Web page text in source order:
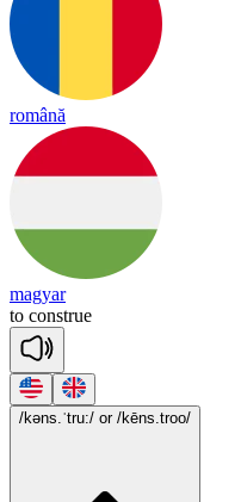
română
magyar
to construe
/kəns.ˈtru:/ or /kēns.troo/